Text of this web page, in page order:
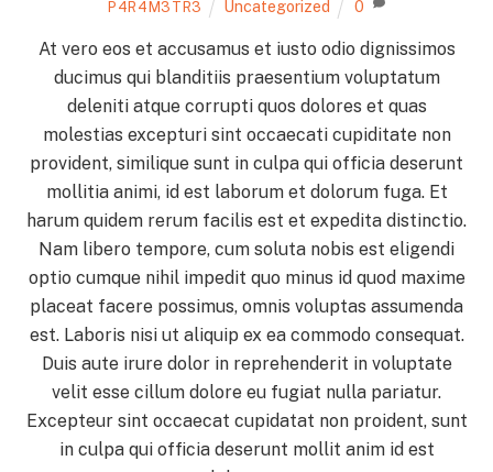
P4R4M3TR3 Uncategorized 0
At vero eos et accusamus et iusto odio dignissimos
ducimus qui blanditiis praesentium voluptatum
deleniti atque corrupti quos dolores et quas
molestias excepturi sint occaecati cupiditate non
provident, similique sunt in culpa qui officia deserunt
mollitia animi, id est laborum et dolorum fuga. Et
harum quidem rerum facilis est et expedita distinctio.
Nam libero tempore, cum soluta nobis est eligendi
optio cumque nihil impedit quo minus id quod maxime
placeat facere possimus, omnis voluptas assumenda
est. Laboris nisi ut aliquip ex ea commodo consequat.
Duis aute irure dolor in reprehenderit in voluptate
velit esse cillum dolore eu fugiat nulla pariatur.
Excepteur sint occaecat cupidatat non proident, sunt
in culpa qui officia deserunt mollit anim id est